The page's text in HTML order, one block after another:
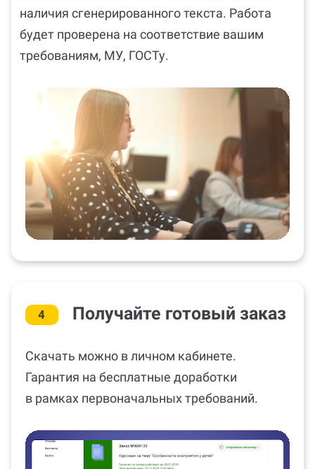
наличия сгенерированного текста. Работа
будет проверена на соответствие вашим
требованиям, МУ, ГОСТу.
4 Получайте готовый заказ
Скачать можно в личном кабинете.
Гарантия на бесплатные доработки
в рамках первоначальных требований.